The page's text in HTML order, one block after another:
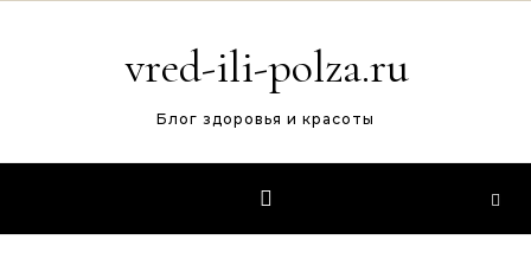
vred-ili-polza.ru
Блог здоровья и красоты